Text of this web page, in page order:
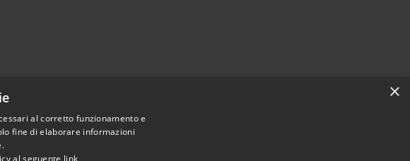
×
al corretto funzionamento e
fine di elaborare informazioni
al seguente link